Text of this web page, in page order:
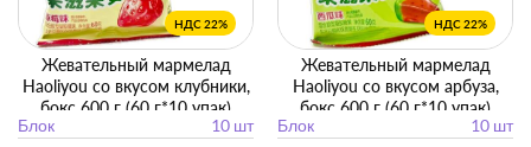
НДС 22%
Жевательный мармелад
Haoliyou со вкусом клубники,
бокс 600 г (60 г*10 упак)
Блок
10 шт
НДС 22%
Жевательный мармелад
Haoliyou со вкусом арбуза,
бокс 600 г (60 г*10 упак)
Блок
10 шт